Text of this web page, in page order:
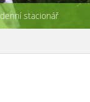
stacionář